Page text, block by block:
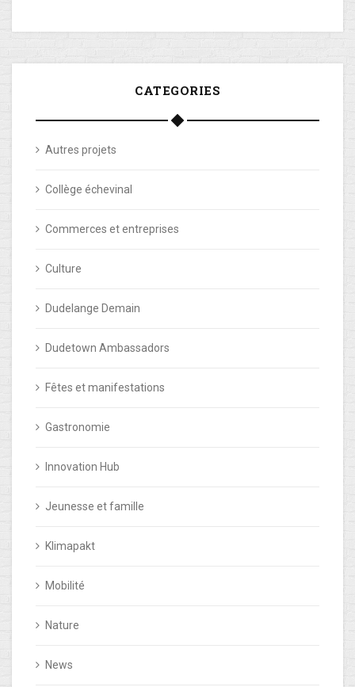
CATEGORIES
Autres projets
Collège échevinal
Commerces et entreprises
Culture
Dudelange Demain
Dudetown Ambassadors
Fêtes et manifestations
Gastronomie
Innovation Hub
Jeunesse et famille
Klimapakt
Mobilité
Nature
News